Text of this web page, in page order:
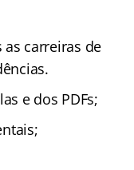
carreiras de
e dos PDFs;